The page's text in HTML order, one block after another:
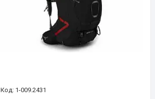
1-009.2431